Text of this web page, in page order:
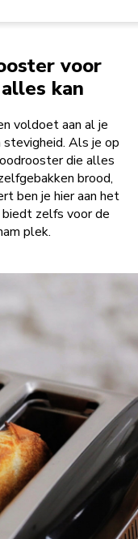
voor
kan
voldoet aan al je
Als je op
die alles
brood,
ben je hier aan het
zelfs voor de
plek.